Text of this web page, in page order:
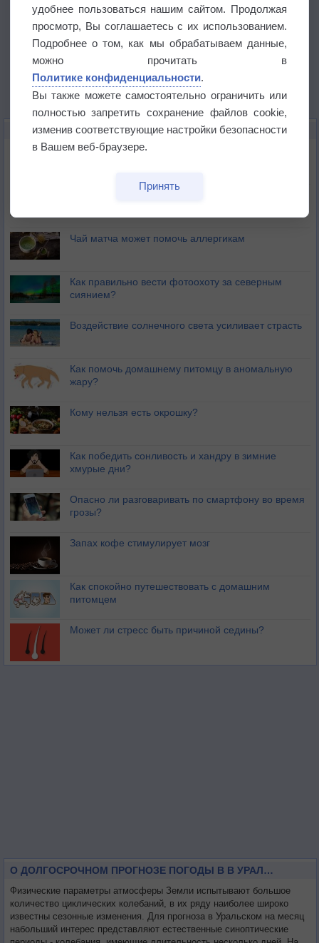
ЭТО ИНТЕРЕСНО
Почему северный загар цветом отличается от
Букет сирени вреден для здоровья
Чай матча может помочь аллергикам
Как правильно вести фотоохоту за северным
сиянием?
Воздействие солнечного света усиливает страсть
Как помочь домашнему питомцу в аномальную
жару?
Кому нельзя есть окрошку?
Как победить сонливость и хандру в зимние
хмурые дни?
Опасно ли разговаривать по смартфону во время
грозы?
Запах кофе стимулирует мозг
Как спокойно путешествовать с домашним
питомцем
Может ли стресс быть причиной седины?
О ДОЛГОСРОЧНОМ ПРОГНОЗЕ ПОГОДЫ В В УРАЛЬСКОМ НА МЕСЯЦ
Физические параметры атмосферы Земли испытывают большое
количество циклических колебаний, в их ряду наиболее широко
известны сезонные изменения. Для прогноза в Уральском на месяц
набольший интерес представляют естественные синоптические
удобнее пользоваться нашим сайтом. Продолжая
просмотр, Вы соглашаетесь с их использованием.
Подробнее о том, как мы обрабатываем данные,
можно прочитать в
Политике конфиденциальности.
Вы также можете самостоятельно ограничить или
полностью запретить сохранение файлов cookie,
изменив соответствующие настройки безопасности
в Вашем веб-браузере.
Принять